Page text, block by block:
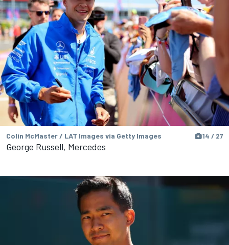
Colin McMaster / LAT Images via Getty Images 14 / 27
George Russell, Mercedes